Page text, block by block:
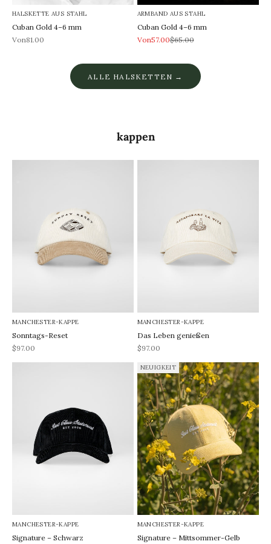
HALSKETTE AUS STAHL
Cuban Gold 4–6 mm
REA-pris
Von81.00
ARMBAND AUS STAHL
Cuban Gold 4–6 mm
REA-pris
Von57.00Pris
$65.00
ALLE HALSKETTEN →
kappen
MANCHESTER-KAPPE
Sonntags-Reset
REA-pris
$97.00
MANCHESTER-KAPPE
Das Leben genießen
REA-pris
$97.00
MANCHESTER-KAPPE
Signature – Schwarz
NEUIGKEIT
MANCHESTER-KAPPE
Signature – Mittsommer-Gelb